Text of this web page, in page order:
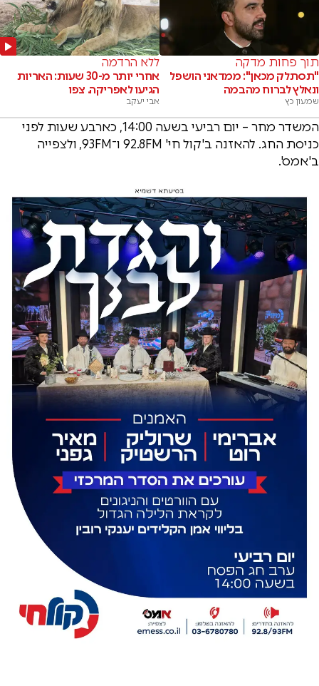
תוך פחות מדקה
"תסתלק מכאן": ממדאני הושפל
ונאלץ לברוח מהבמה
שמעון כץ
ללא הרדמה
אחרי יותר מ-30 שעות: האריות
הגיעו לאפריקה. צפו
אבי יעקב
המשדר מחר – יום רביעי בשעה 14:00, כארבע שעות לפני
כניסת החג. להאזנה ב'קול חי' 92.8FM ו־93FM, ולצפייה
ב'אמס'.